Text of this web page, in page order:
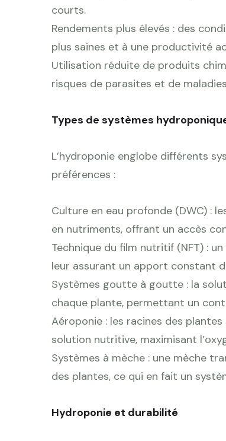
courts.
Rendements plus élevés : des
plus saines et à une productivité
Utilisation réduite de produits
risques de parasites et de
Types de systèmes
L’hydroponie englobe différents
préférences :
Culture en eau profonde (DWC) :
en nutriments, offrant un accès
Technique du film nutritif (NFT) :
leur assurant un apport constant
Systèmes goutte à goutte : la
chaque plante, permettant un
Aéroponie : les racines des
solution nutritive, maximisant
Systèmes à mèche : une mèche
des plantes, ce qui en fait un
Hydroponie et durabilité